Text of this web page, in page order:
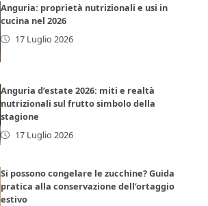
Anguria: proprietà nutrizionali e usi in
cucina nel 2026
17 Luglio 2026
Anguria d’estate 2026: miti e realtà
nutrizionali sul frutto simbolo della
stagione
17 Luglio 2026
Si possono congelare le zucchine? Guida
pratica alla conservazione dell’ortaggio
estivo